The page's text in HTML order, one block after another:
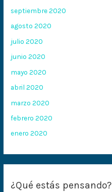
septiembre 2020
agosto 2020
julio 2020
junio 2020
mayo 2020
abril 2020
marzo 2020
febrero 2020
enero 2020
¿Qué estás pensando?